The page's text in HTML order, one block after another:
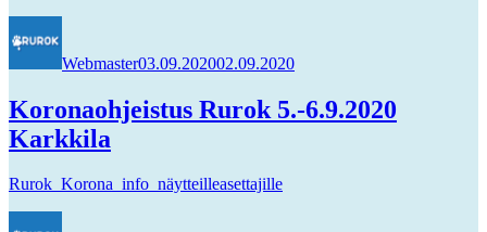
Webmaster03.09.202002.09.2020
Koronaohjeistus Rurok 5.-6.9.2020
Karkkila
Rurok_Korona_info_näytteilleasettajille